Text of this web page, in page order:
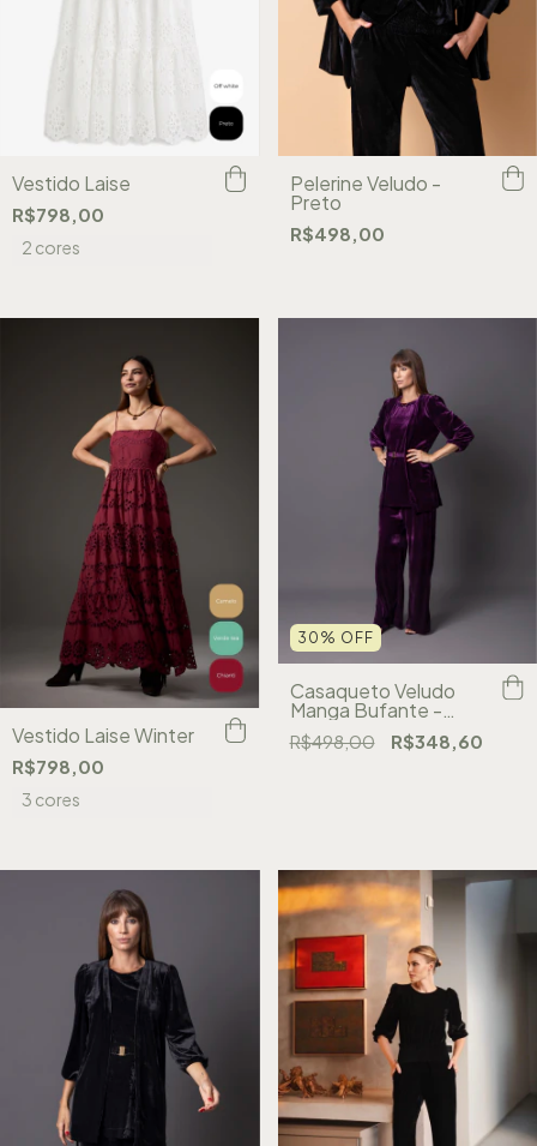
Vestido Laise
R$798,00
2 cores
Pelerine Veludo -
Preto
R$498,00
Vestido Laise Winter
R$798,00
3 cores
30 % OFF
Casaqueto Veludo
Manga Bufante -
Violeta
R$498,00 R$348,60